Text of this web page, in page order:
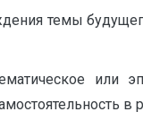
темы
или
в